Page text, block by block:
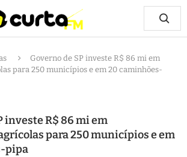
Governo de SP investe R$ 86 mi em
para 250 municípios e em 20 caminhões-
investe R$ 86 mi em
para 250 municípios e em
pipa